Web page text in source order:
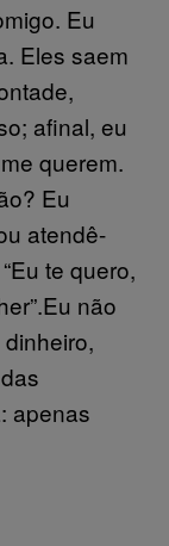
Eu
Eles saem
afinal, eu
querem.
Eu
atendê-
te quero,
não
apenas